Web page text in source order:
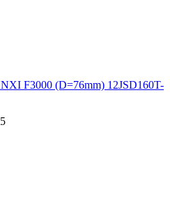
F3000 (D=76mm) 12JSD160T-